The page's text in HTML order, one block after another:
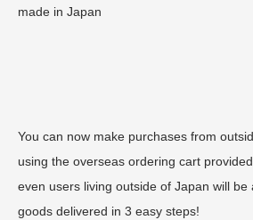
made in Japan
You can now make purchases from
using the overseas ordering cart
even users living outside of Japan will be
goods delivered in 3 easy steps!